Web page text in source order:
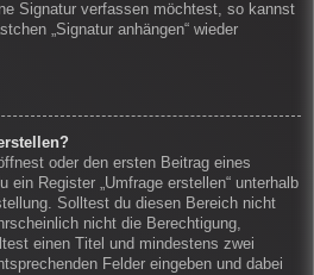
Signatur verfassen möchtest, so kannst
„Signatur anhängen“ wieder
oder den ersten Beitrag eines
ein Register „Umfrage erstellen“ unterhalb
Solltest du diesen Bereich nicht
nicht die Berechtigung,
einen Titel und mindestens zwei
Felder eingeben und dabei